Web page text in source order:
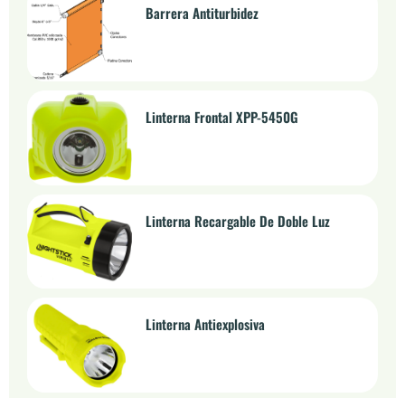
Barrera Antiturbidez
Linterna Frontal XPP-5450G
Linterna Recargable De Doble Luz
Linterna Antiexplosiva